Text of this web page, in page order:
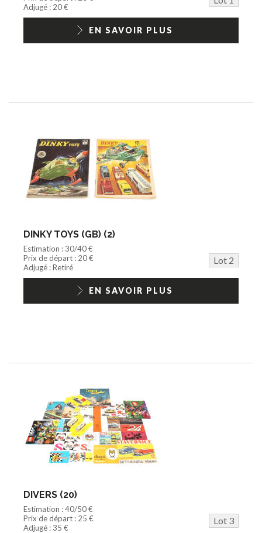
Jouets Fast Food
Trading cards
1/18ème moderne
Adjugé : 20 €
EN SAVOIR PLUS
DINKY TOYS (GB) (2)
Estimation : 30/40 €
Prix de départ : 20 €
Lot 2
Adjugé : Retiré
EN SAVOIR PLUS
DIVERS (20)
Estimation : 40/50 €
Prix de départ : 25 €
Lot 3
Adjugé : 35 €